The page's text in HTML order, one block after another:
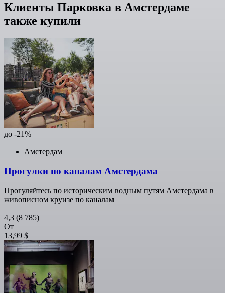
Клиенты Парковка в Амстердаме
также купили
до -21%
Амстердам
Прогулки по каналам Амстердама
Прогуляйтесь по историческим водным путям Амстердама в
живописном круизе по каналам
4,3 (8 785)
От
13,99 $